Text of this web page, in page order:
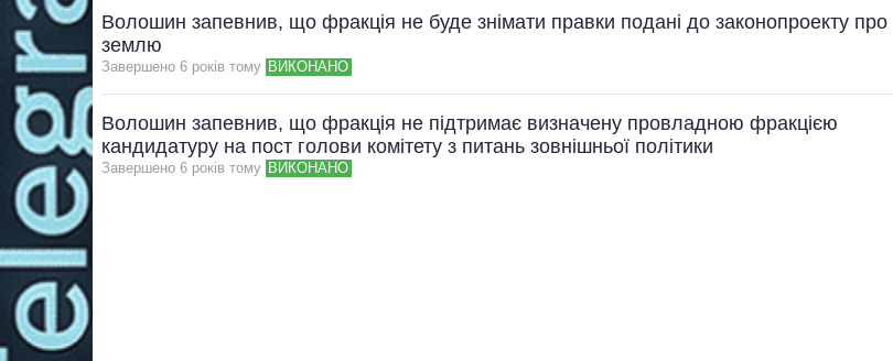
Волошин запевнив, що фракція не буде знімати правки подані до законопроекту про
землю
Завершено 6 рокiв тому ВИКОНАНО
Волошин запевнив, що фракція не підтримає визначену провладною фракцією
кандидатуру на пост голови комітету з питань зовнішньої політики
Завершено 6 рокiв тому ВИКОНАНО